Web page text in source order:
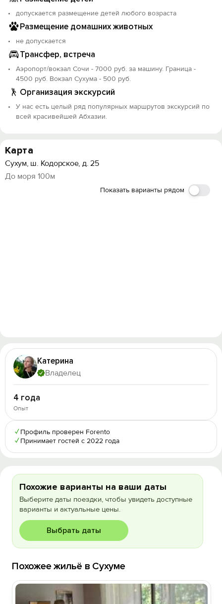
допускается размещение детей любого возраста
Размещение домашних животных
не допускается
Трансфер, встреча
Аэропорт/вокзал Сочи - 7000 руб. за машину. Граница -
4500 руб. Вокзал Сухума - 500 руб.
Организация экскурсий
У нас есть целый ряд популярных маршрутов экскурсий по
всей красивейшей Абхазии.
Карта
Сухум, ш. Кодорское, д. 25
До моря 100м
Показать варианты рядом
Катерина
Владелец
4 года
Опыт
✓ Профиль проверен Forento
✓ Принимает гостей с 2022 года
Похожие варианты на ваши даты
Выберите даты поездки, чтобы увидеть доступные
варианты и актуальные цены.
Выбрать даты
Похожее жильё в Сухуме